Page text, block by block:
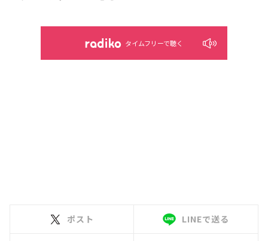
タイムフリーで聴く
ポスト LINEで送る